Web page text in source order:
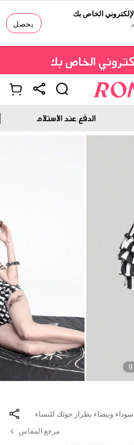
يحصل
مرجع المقاس